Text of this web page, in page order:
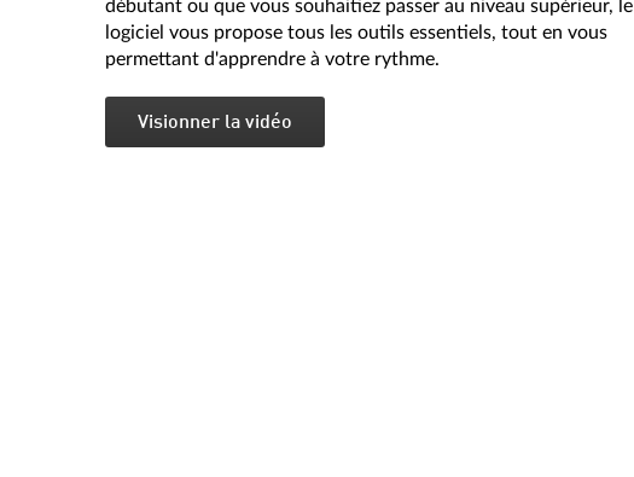
débutant ou que vous souhaitiez passer au niveau supérieur, le
logiciel vous propose tous les outils essentiels, tout en vous
permettant d'apprendre à votre rythme.
Visionner la vidéo